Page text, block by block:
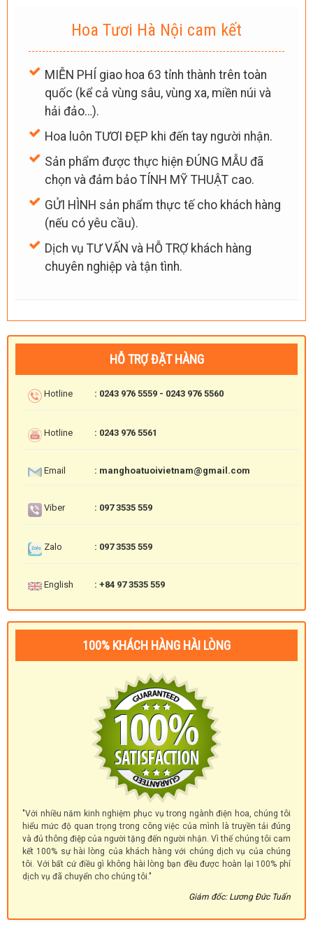
Hoa Tươi Hà Nội cam kết
MIỄN PHÍ giao hoa 63 tỉnh thành trên toàn
quốc (kể cả vùng sâu, vùng xa, miền núi và
hải đảo…).
Hoa luôn TƯƠI ĐẸP khi đến tay người nhận.
Sản phẩm được thực hiện ĐÚNG MẪU đã
chọn và đảm bảo TÍNH MỸ THUẬT cao.
GỬI HÌNH sản phẩm thực tế cho khách hàng
(nếu có yêu cầu).
Dịch vụ TƯ VẤN và HỖ TRỢ khách hàng
chuyên nghiệp và tận tình.
HỖ TRỢ ĐẶT HÀNG
Hotline : 0243 976 5559 - 0243 976 5560
Hotline : 0243 976 5561
Email : manghoatuoivietnam@gmail.com
Viber : 097 3535 559
Zalo : 097 3535 559
English : +84 97 3535 559
100% KHÁCH HÀNG HÀI LÒNG
"Với nhiều năm kinh nghiệm phục vụ trong ngành điện hoa, chúng tôi
hiểu mức độ quan trọng trong công việc của mình là truyền tải đúng
và đủ thông điệp của người tặng đến người nhận. Vì thế chúng tôi cam
kết 100% sự hài lòng của khách hàng với chúng dịch vụ của chúng
tôi. Với bất cứ điều gì không hài lòng bạn đều được hoàn lại 100% phí
dịch vụ đã chuyển cho chúng tôi."
Giám đốc: Lương Đức Tuấn